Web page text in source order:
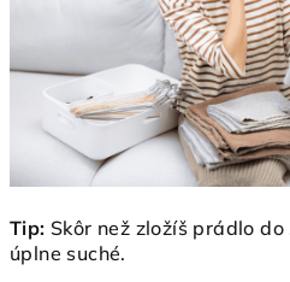
Tip: Skôr než zložíš prádlo
úplne suché.